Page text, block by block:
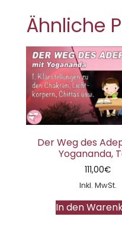
Ähnliche
Der Weg des
Yogananda,
111,00€
Inkl. MwSt.
In den